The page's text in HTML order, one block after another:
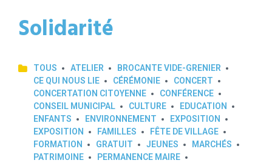
Solidarité
TOUS ATELIER
BROCANTE VIDE-GRENIER
CE QUI NOUS LIE
CÉRÉMONIE
CONCERT
CONCERTATION CITOYENNE
CONFÉRENCE
CONSEIL MUNICIPAL
CULTURE
EDUCATION
ENFANTS
ENVIRONNEMENT
EXPOSITION
EXPOSITION
FAMILLES
FÊTE DE VILLAGE
FORMATION
GRATUIT JEUNES
MARCHÉS
PATRIMOINE
PERMANENCE MAIRE